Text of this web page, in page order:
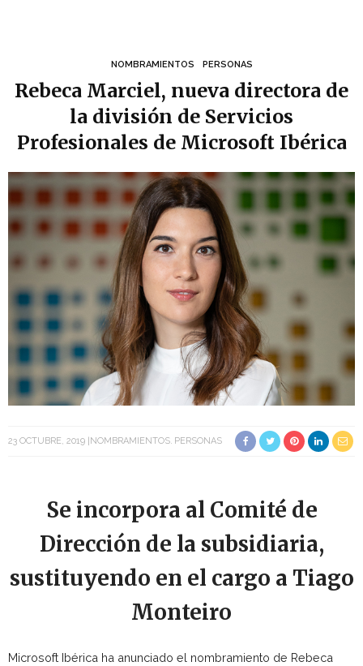
NOMBRAMIENTOS PERSONAS
Rebeca Marciel, nueva directora de
la división de Servicios
Profesionales de Microsoft Ibérica
23 OCTUBRE, 2019 NOMBRAMIENTOS PERSONAS
Se incorpora al Comité de
Dirección de la subsidiaria,
sustituyendo en el cargo a Tiago
Monteiro
Microsoft Ibérica ha anunciado el nombramiento de Rebeca